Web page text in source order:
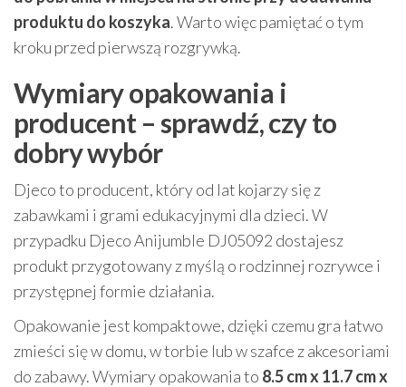
produktu do koszyka. Warto więc pamiętać o tym
kroku przed pierwszą rozgrywką.
Wymiary opakowania i
producent – sprawdź, czy to
dobry wybór
Djeco to producent, który od lat kojarzy się z
zabawkami i grami edukacyjnymi dla dzieci. W
przypadku Djeco Anijumble DJ05092 dostajesz
produkt przygotowany z myślą o rodzinnej rozrywce i
przystępnej formie działania.
Opakowanie jest kompaktowe, dzięki czemu gra łatwo
zmieści się w domu, w torbie lub w szafce z akcesoriami
do zabawy. Wymiary opakowania to 8.5 cm x 11.7 cm x